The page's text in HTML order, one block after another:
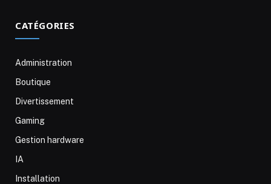
CATÉGORIES
Administration
Boutique
Divertissement
Gaming
Gestion hardware
IA
Installation